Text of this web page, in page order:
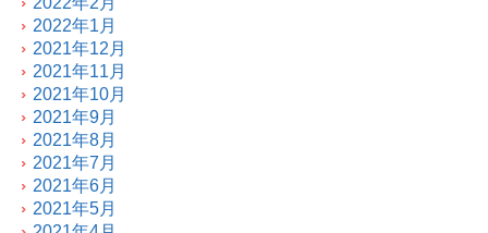
2022年1月
2021年12月
2021年11月
2021年10月
2021年9月
2021年8月
2021年7月
2021年6月
2021年5月